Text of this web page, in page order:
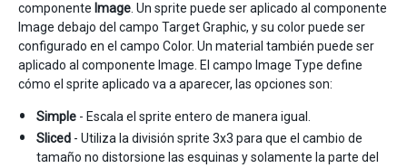
componente Image . Un sprite puede ser aplicado al componente
Image debajo del campo Target Graphic, y su color puede ser
configurado en el campo Color. Un material también puede ser
aplicado al componente Image. El campo Image Type define
cómo el sprite aplicado va a aparecer, las opciones son:
Simple - Escala el sprite entero de manera igual.
Sliced - Utiliza la división sprite 3x3 para que el cambio de
tamaño no distorsione las esquinas y solamente la parte del